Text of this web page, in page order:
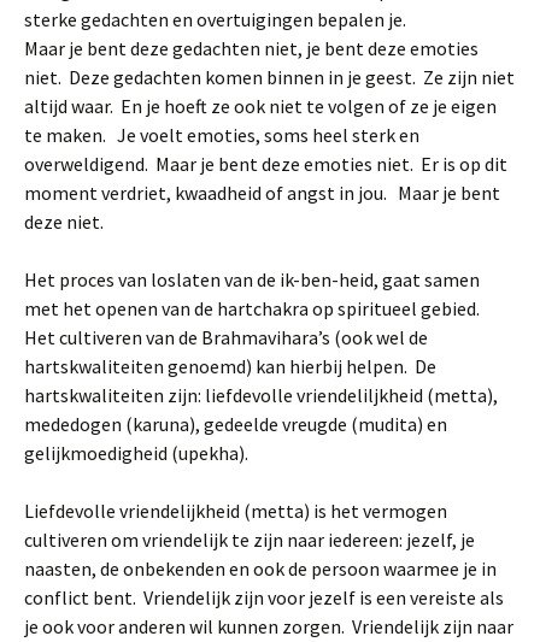
sterke gedachten en overtuigingen bepalen je.
Maar je bent deze gedachten niet, je bent deze emoties
niet. Deze gedachten komen binnen in je geest. Ze zijn niet
altijd waar. En je hoeft ze ook niet te volgen of ze je eigen
te maken. Je voelt emoties, soms heel sterk en
overweldigend. Maar je bent deze emoties niet. Er is op dit
moment verdriet, kwaadheid of angst in jou. Maar je bent
deze niet.
Het proces van loslaten van de ik-ben-heid, gaat samen
met het openen van de hartchakra op spiritueel gebied.
Het cultiveren van de Brahmavihara’s (ook wel de
hartskwaliteiten genoemd) kan hierbij helpen. De
hartskwaliteiten zijn: liefdevolle vriendeliljkheid (metta),
mededogen (karuna), gedeelde vreugde (mudita) en
gelijkmoedigheid (upekha).
Liefdevolle vriendelijkheid (metta) is het vermogen
cultiveren om vriendelijk te zijn naar iedereen: jezelf, je
naasten, de onbekenden en ook de persoon waarmee je in
conflict bent. Vriendelijk zijn voor jezelf is een vereiste als
je ook voor anderen wil kunnen zorgen. Vriendelijk zijn naar